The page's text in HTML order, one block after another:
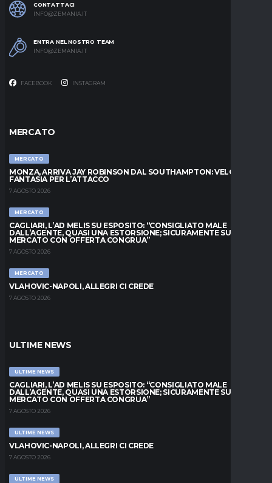
CONTATTACI
INFO@ZEMANIA.IT
ENTRA NEL NOSTRO TEAM
INFO@ZEMANIA.IT
FACEBOOK INSTAGRAM
MERCATO
MERCATO
MONZA, ARRIVA JAY ROBINSON DAL SOUTHAMPTON: VELOCITÀ E
FANTASIA PER L’ATTACCO
7 AGOSTO 2026
MERCATO
CAGLIARI, L’AD MELIS SU ESPOSITO: “CONSIGLIATO MALE
DALL’AGENTE, QUASI UNA ESTORSIONE; SICURAMENTE SUL
MERCATO CON OFFERTA CONGRUA”
7 AGOSTO 2026
MERCATO
VLAHOVIC-NAPOLI, ALLEGRI CI CREDE
7 AGOSTO 2026
ULTIME NEWS
ULTIME NEWS
CAGLIARI, L’AD MELIS SU ESPOSITO: “CONSIGLIATO MALE
DALL’AGENTE, QUASI UNA ESTORSIONE; SICURAMENTE SUL
MERCATO CON OFFERTA CONGRUA”
7 AGOSTO 2026
ULTIME NEWS
VLAHOVIC-NAPOLI, ALLEGRI CI CREDE
7 AGOSTO 2026
ULTIME NEWS